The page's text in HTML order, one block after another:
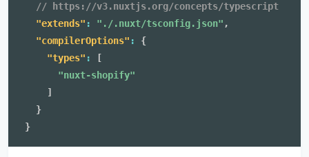
// https://v3.nuxtjs.org/concepts/typescript
"extends" : "./.nuxt/tsconfig.json" ,
"compilerOptions" :
{
"types" :
[
"nuxt-shopify"
]
}
}